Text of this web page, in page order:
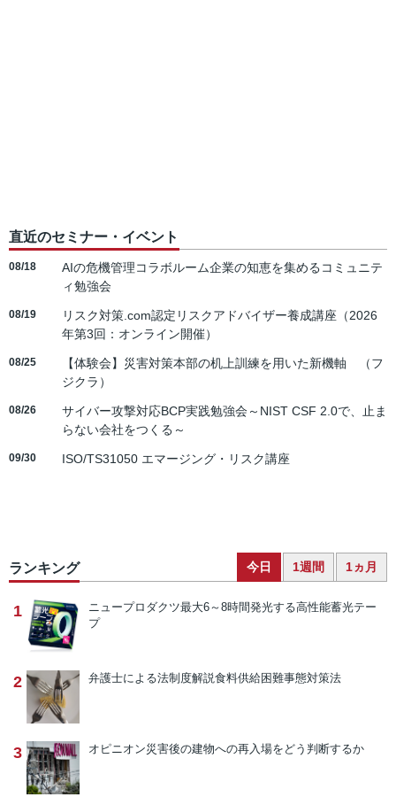
直近のセミナー・イベント
08/18
AIの危機管理コラボルーム企業の知恵を集めるコミュニテ
ィ勉強会
08/19
リスク対策.com認定リスクアドバイザー養成講座（2026
年第3回：オンライン開催）
08/25
【体験会】災害対策本部の机上訓練を用いた新機軸 （フ
ジクラ）
08/26
サイバー攻撃対応BCP実践勉強会～NIST CSF 2.0で、止ま
らない会社をつくる～
09/30 ISO/TS31050 エマージング・リスク講座
ランキング 今日 1週間 1ヵ月
1 ニュープロダクツ最大6～8時間発光する高性能蓄光テー
プ
2 弁護士による法制度解説食料供給困難事態対策法
3 オピニオン災害後の建物への再入場をどう判断するか